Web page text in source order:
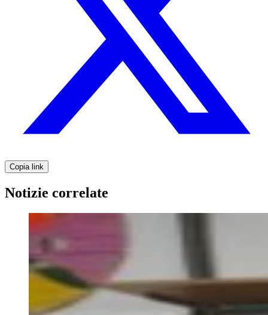
Copia link
Notizie correlate